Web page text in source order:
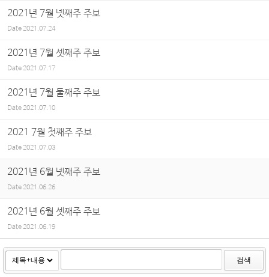
2021년 7월 넷째주 주보
Date2021.07.24
2021년 7월 셋째주 주보
Date2021.07.17
2021년 7월 둘째주 주보
Date2021.07.10
2021 7월 첫째주 주보
Date2021.07.03
2021년 6월 넷째주 주보
Date 2021.06.26
2021년 6월 셋째주 주보
Date2021.06.19
검색